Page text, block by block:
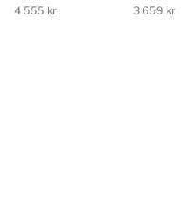
4 555 kr
3 659 kr